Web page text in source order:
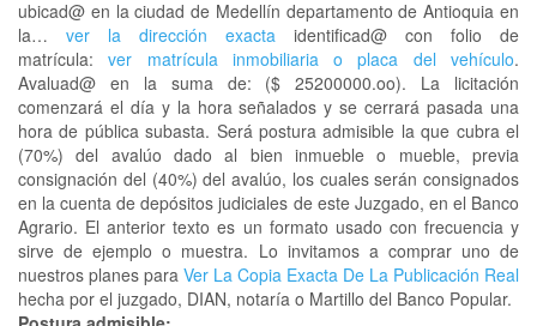
ubicad@ en la ciudad de Medellín departamento de Antioquia en
la… ver la dirección exacta identificad@ con folio de
matrícula:ver matrícula inmobiliaria o placa del vehículo.
Avaluad@ en la suma de: ($ 25200000.oo). La licitación
comenzará el día y la hora señalados y se cerrará pasada una
hora de pública subasta. Será postura admisible la que cubra el
(70%) del avalúo dado al bien inmueble o mueble, previa
consignación del (40%) del avalúo, los cuales serán consignados
en la cuenta de depósitos judiciales de este Juzgado, en el Banco
Agrario. El anterior texto es un formato usado con frecuencia y
sirve de ejemplo o muestra. Lo invitamos a comprar uno de
nuestros planes para Ver La Copia Exacta De La Publicación Real
hecha por el juzgado, DIAN, notaría o Martillo del Banco Popular.